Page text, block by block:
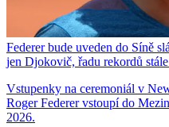
Federer bude uveden do Síně
jen Djokovič, řadu rekordů
Vstupenky na ceremoniál v
Roger Federer vstoupí do
2026.